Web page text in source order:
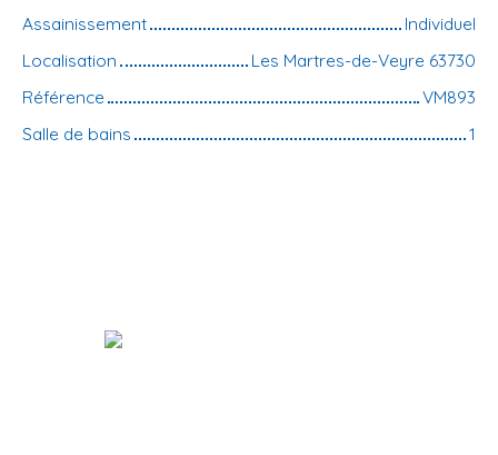
Assainissement
Individuel
Localisation
Les Martres-de-Veyre 63730
Référence
VM893
Salle de bains
1